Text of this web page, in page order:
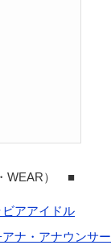
WEAR） ■
ビアアイドル
ナ・アナウンサー